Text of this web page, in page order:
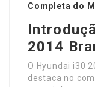
Completa do
2014
O Hyundai i30
destaca no